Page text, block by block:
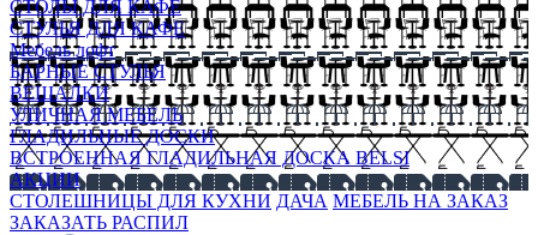
СТОЛЫ ДЛЯ КАФЕ
СТУЛЬЯ ДЛЯ КАФЕ
Мебель лофт
БАРНЫЕ СТУЛЬЯ
ВЕШАЛКИ
УЛИЧНАЯ МЕБЕЛЬ
ГЛАДИЛЬНЫЕ ДОСКИ
ВСТРОЕННАЯ ГЛАДИЛЬНАЯ ДОСКА BELSI
АКЦИИ
СТОЛЕШНИЦЫ ДЛЯ КУХНИ ДАЧА МЕБЕЛЬ НА ЗАКАЗ
ЗАКАЗАТЬ РАСПИЛ